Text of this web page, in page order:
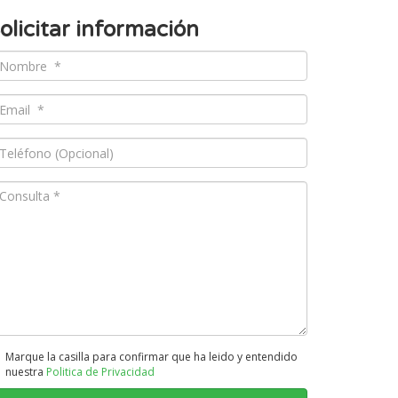
información
Marque la casilla para confirmar que ha leido y entendido
nuestra Politica de Privacidad